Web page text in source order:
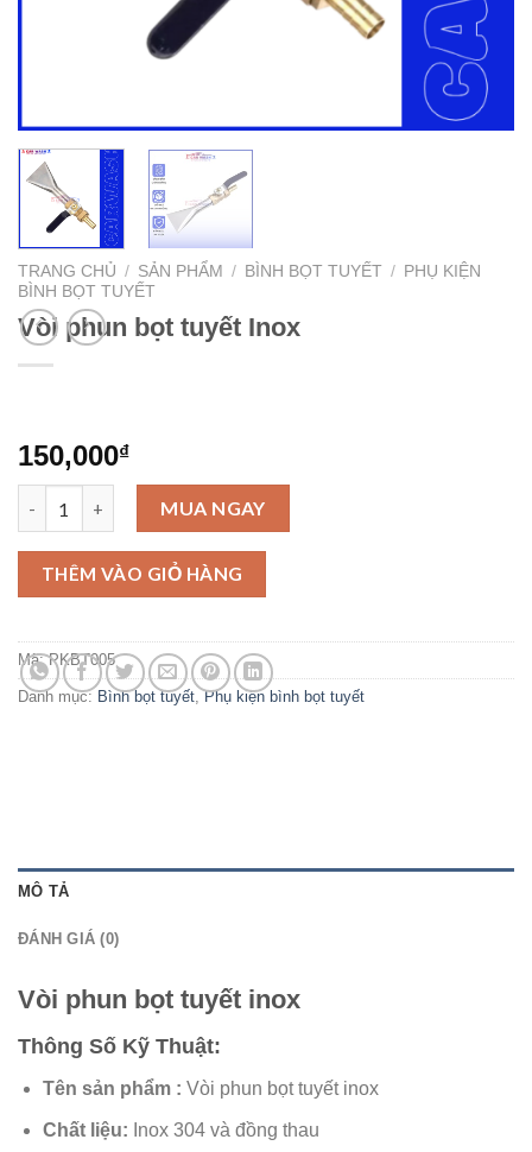
TRANG CHỦ / SẢN PHẨM / BÌNH BỌT TUYẾT / PHỤ KIỆN
BÌNH BỌT TUYẾT
Vòi phun bọt tuyết Inox
150,000₫
MUA NGAY
THÊM VÀO GIỎ HÀNG
Mã:PKBT005
Danh mục: Bình bọt tuyết ,Phụ kiện bình bọt tuyết
MÔ TẢ
ĐÁNH GIÁ (0)
Vòi phun bọt tuyết inox
Thông Số Kỹ Thuật:
Tên sản phẩm : Vòi phun bọt tuyết inox
Chất liệu: Inox 304 và đồng thau